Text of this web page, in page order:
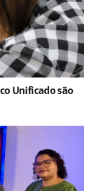
Unificado são